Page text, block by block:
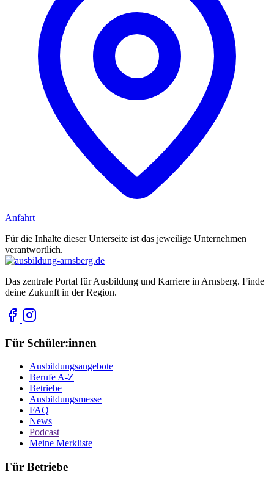
Anfahrt
Für die Inhalte dieser Unterseite ist das jeweilige Unternehmen
verantwortlich.
Das zentrale Portal für Ausbildung und Karriere in Arnsberg. Finde
deine Zukunft in der Region.
Für Schüler:innen
Ausbildungsangebote
Berufe A-Z
Betriebe
Ausbildungsmesse
FAQ
News
Podcast
Meine Merkliste
Für Betriebe